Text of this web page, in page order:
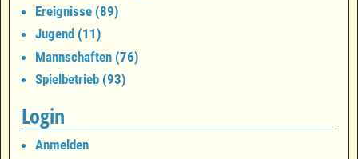
Ereignisse (89)
Jugend (11)
Mannschaften (76)
Spielbetrieb (93)
Login
Anmelden